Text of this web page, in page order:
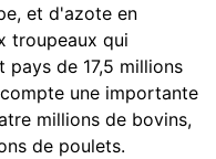
et d'azote en
troupeaux qui
pays de 17,5 millions
une importante
millions de bovins,
de poulets.